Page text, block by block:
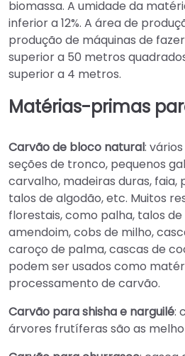
biomassa. A umidade da
inferior a 12%. A área de
produção de máquinas de
superior a 50 metros
superior a 4 metros.
Matérias-primas
Carvão de bloco natural:
seções de tronco, pequenos
carvalho, madeiras duras, faia,
talos de algodão, etc. Muitos
florestais, como palha, talos
amendoim, cobs de milho,
caroço de palma, cascas de
podem ser usados como
processamento de carvão.
Carvão para shisha e narguilé:
árvores frutíferas são as